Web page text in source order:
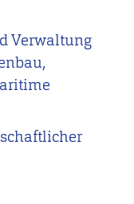
our
instead.
Verwaltung